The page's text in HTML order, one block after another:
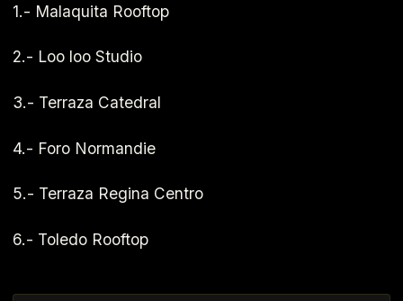
1.- Malaquita Rooftop
2.- Loo loo Studio
3.- Terraza Catedral
4.- Foro Normandie
5.- Terraza Regina Centro
6.- Toledo Rooftop